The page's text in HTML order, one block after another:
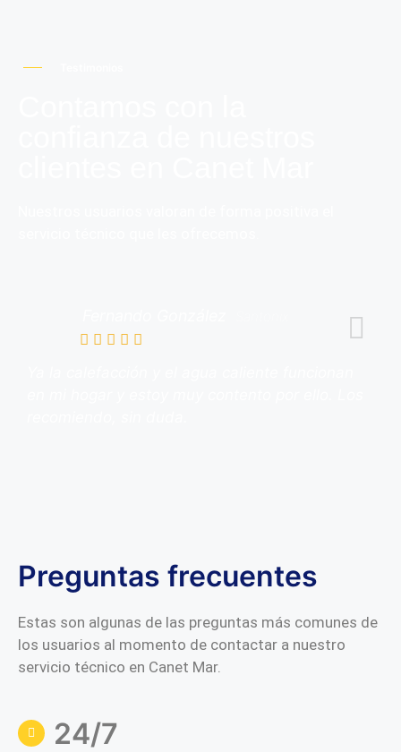
Preguntas frecuentes
Estas son algunas de las preguntas más comunes de
los usuarios al momento de contactar a nuestro
servicio técnico en Canet Mar.
24/7